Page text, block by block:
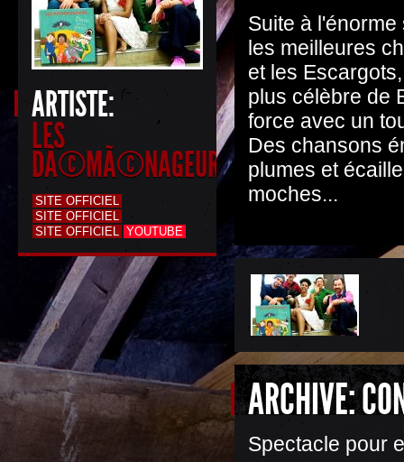
ARTISTE:
LES
DÃ©MÃ©NAGEURS
SITE OFFICIEL
SITE OFFICIEL
SITE OFFICIEL YOUTUBE
Suite à
les meilleures
et les
plus célèbre de
force avec un
Des chansons
plumes et
moches...
ARCHIVE:
Spectacle pour